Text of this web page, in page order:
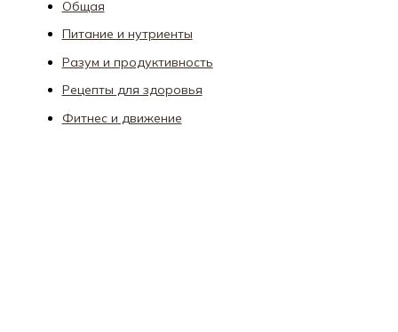
Общая
Питание и нутриенты
Разум и продуктивность
Рецепты для здоровья
Фитнес и движение